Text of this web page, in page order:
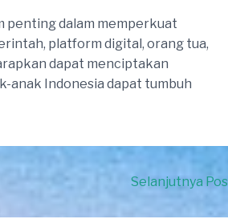
penting dalam memperkuat
platform digital, orang tua,
dapat menciptakan
anak Indonesia dapat tumbuh
Selanjutnya Pos